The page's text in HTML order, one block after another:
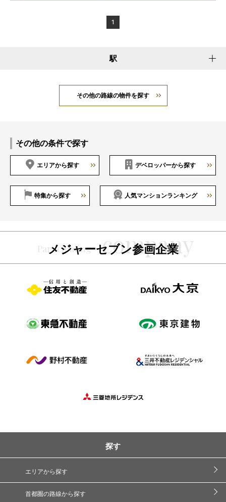
1
駅
その他の路線の物件を探す
その他の条件で探す
エリアから探す デベロッパーから探す
特集から探す 人気マンションランキング
メジャーセブン参画企業
探す
エリアから探す
首都圏の路線から探す